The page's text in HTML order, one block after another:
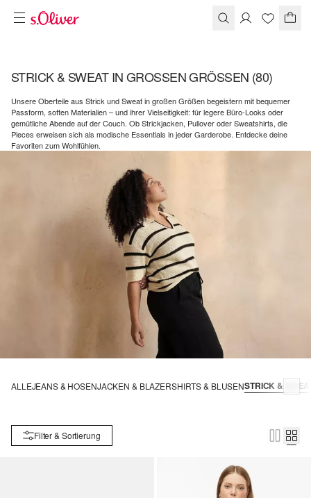
STRICK & SWEAT IN GROSSEN GRÖSSEN (80)
Unsere Oberteile aus Strick und Sweat in großen Größen begeistern mit bequemer
Passform, soften Materialien – und ihrer Vielseitigkeit: für legere Büro-Looks oder
gemütliche Abende auf der Couch. Ob Strickjacken, Pullover oder Sweatshirts, die
Pieces erweisen sich als modische Essentials in jeder Garderobe. Entdecke deine
Favoriten zum Wohlfühlen.
ALLEJEANS & HOSENJACKEN & BLAZERSHIRTS & BLUSENSTRICK &
Filter & Sortierung